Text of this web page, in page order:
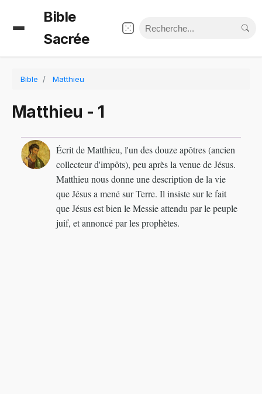
Bible
Sacrée
Bible Matthieu
Matthieu - 1
Écrit de Matthieu, l'un des douze apôtres (ancien
collecteur d'impôts), peu après la venue de Jésus.
Matthieu nous donne une description de la vie
que Jésus a mené sur Terre. Il insiste sur le fait
que Jésus est bien le Messie attendu par le peuple
juif, et annoncé par les prophètes.